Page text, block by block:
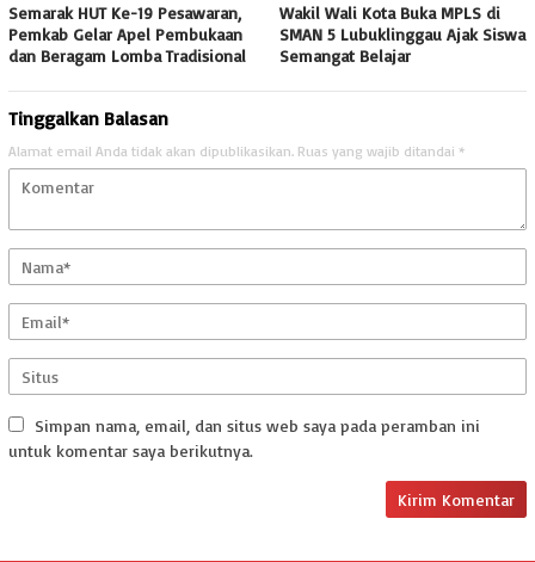
Semarak HUT Ke-19 Pesawaran,
Pemkab Gelar Apel Pembukaan
dan Beragam Lomba Tradisional
Wakil Wali Kota Buka MPLS di
SMAN 5 Lubuklinggau Ajak Siswa
Semangat Belajar
Tinggalkan Balasan
Alamat email Anda tidak akan dipublikasikan. Ruas yang wajib ditandai *
Simpan nama, email, dan situs web saya pada peramban ini
untuk komentar saya berikutnya.